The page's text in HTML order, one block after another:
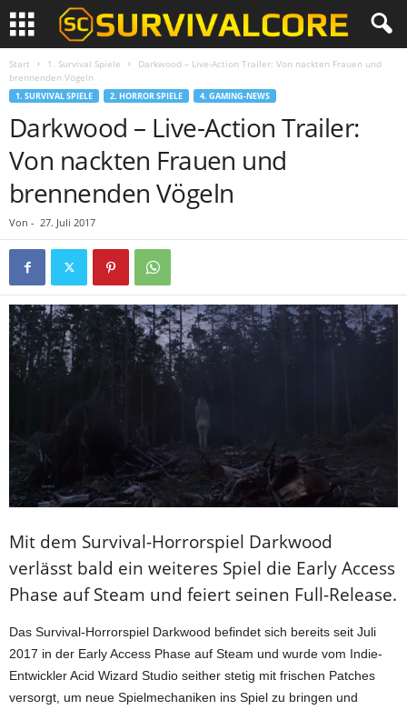
Start 1. Survival Spiele
Darkwood – Live-Action Trailer: Von nackten Frauen und
brennenden Vögeln
1. SURVIVAL SPIELE 2. HORROR SPIELE 4. GAMING-NEWS
Darkwood – Live-Action Trailer:
Von nackten Frauen und
brennenden Vögeln
Von - 27. Juli 2017
Mit dem Survival-Horrorspiel Darkwood
verlässt bald ein weiteres Spiel die Early Access
Phase auf Steam und feiert seinen Full-Release.
Das Survival-Horrorspiel Darkwood befindet sich bereits seit Juli
2017 in der Early Access Phase auf Steam und wurde vom Indie-
Entwickler Acid Wizard Studio seither stetig mit frischen Patches
versorgt, um neue Spielmechaniken ins Spiel zu bringen und